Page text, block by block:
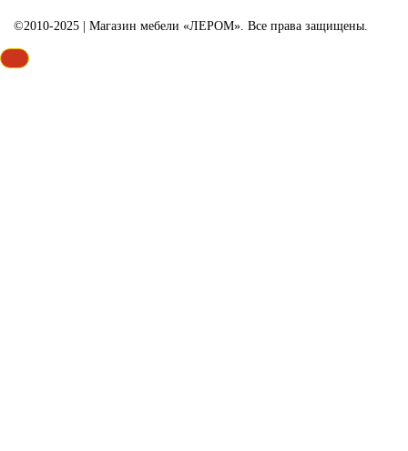
©2010-2025 | Магазин мебели «ЛЕРОМ». Все права защищены.